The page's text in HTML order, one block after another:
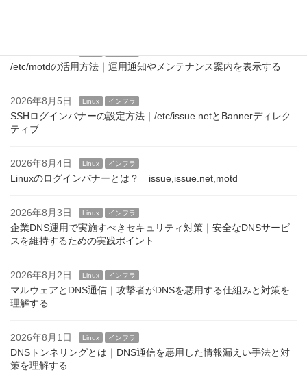
/etc/motdの活用方法｜運用通知やメンテナンス案内を表示する
2026年8月5日 Linux インフラ
SSHログインバナーの設定方法｜/etc/issue.netとBannerディレク
ティブ
2026年8月4日 Linux インフラ
Linuxのログインバナーとは？ issue,issue.net,motd
2026年8月3日 Linux インフラ
企業DNS運用で実施すべきセキュリティ対策｜安全なDNSサービ
スを維持するための実践ポイント
2026年8月2日 Linux インフラ
マルウェアとDNS通信｜攻撃者がDNSを悪用する仕組みと対策を
理解する
2026年8月1日 Linux インフラ
DNSトンネリングとは｜DNS通信を悪用した情報漏えい手法と対
策を理解する